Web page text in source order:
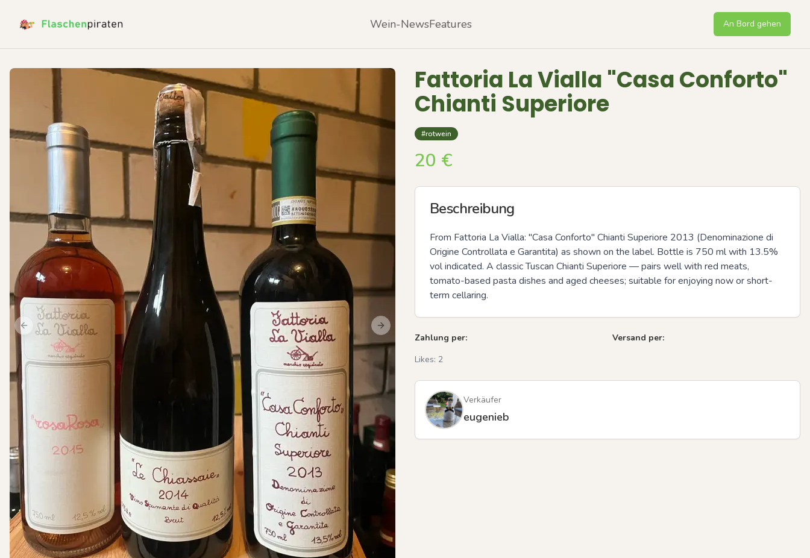
Wein-NewsFeatures An Bord gehen
Previous slide Next slide
Fattoria La Vialla "Casa Conforto"
Chianti Superiore
#rotwein
20 €
Beschreibung
From Fattoria La Vialla: "Casa Conforto" Chianti Superiore 2013 (Denominazione di
Origine Controllata e Garantita) as shown on the label. Bottle is 750 ml with 13.5%
vol indicated. A classic Tuscan Chianti Superiore — pairs well with red meats,
tomato-based pasta dishes and aged cheeses; suitable for enjoying now or short-
term cellaring.
Zahlung per:
Versand per:
Likes: 2
Verkäufer
eugenieb